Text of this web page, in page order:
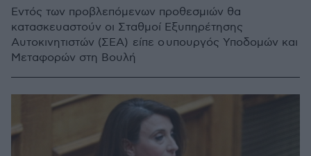
Eντός των προβλεπόμενων προθεσμιών θα
κατασκευαστούν οι Σταθμοί Εξυπηρέτησης
Αυτοκινητιστών (ΣΕΑ) είπε ο υπουργός Υποδομών και
Μεταφορών στη Βουλή